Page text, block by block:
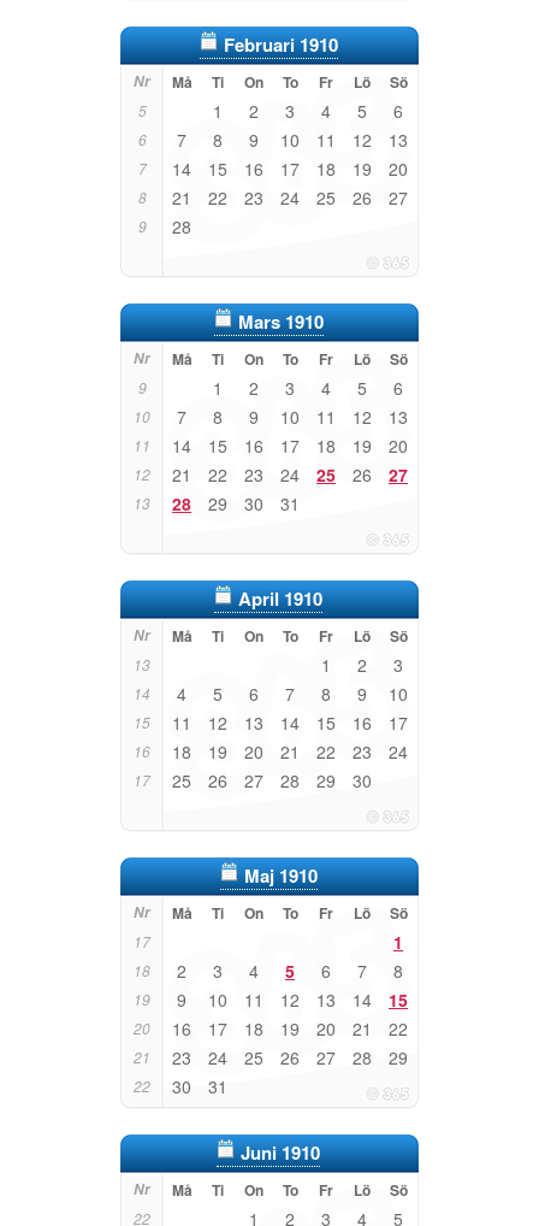
Februari 1910
Nr Må Ti On To Fr Lö Sö
5 1 2 3 4 5 6
6 7 8 9 10 11 12 13
7 14 15 16 17 18 19 20
8 21 22 23 24 25 26 27
9 28
Mars 1910
Nr Må Ti On To Fr Lö Sö
9 1 2 3 4 5 6
10 7 8 9 10 11 12 13
11 14 15 16 17 18 19 20
12 21 22 23 24 25 26 27
13 28 29 30 31
April 1910
Nr Må Ti On To Fr Lö Sö
13 1 2 3
14 4 5 6 7 8 9 10
15 11 12 13 14 15 16 17
16 18 19 20 21 22 23 24
17 25 26 27 28 29 30
Maj 1910
Nr Må Ti On To Fr Lö Sö
17 1
18 2 3 4 5 6 7 8
19 9 10 11 12 13 14 15
20 16 17 18 19 20 21 22
21 23 24 25 26 27 28 29
22 30 31
Juni 1910
Nr Må Ti On To Fr Lö Sö
22 1 2 3 4 5